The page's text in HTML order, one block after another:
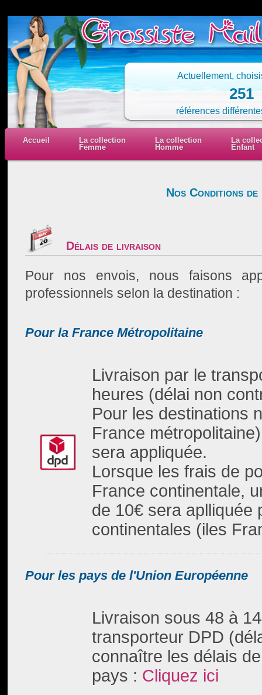
Actuellement,
251
références
Accueil
La collection
Femme
La collection
Homme
La
Enfant
Nos Conditions
Délais de livraison
Pour nos envois, nous faisons
professionnels selon la destination :
Pour la France Métropolitaine
Livraison par le
heures (délai non
Pour les destinations
France
sera appliquée.
Lorsque les frais de
France continentale,
de 10€ sera aplliquée
continentales (iles
Pour les pays de l'Union Européenne
Livraison sous 48 à
transporteur DPD
connaître les délais
pays : Cliquez ici